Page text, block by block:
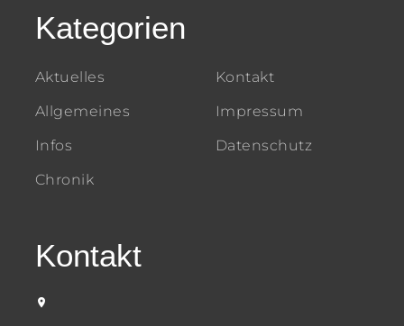
Kategorien
Aktuelles
Allgemeines
Infos
Chronik
Kontakt
Impressum
Datenschutz
Kontakt